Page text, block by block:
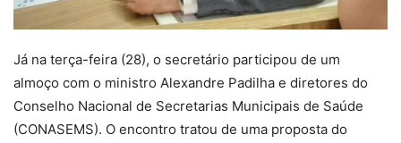
Já na terça-feira (28), o secretário participou de um
almoço com o ministro Alexandre Padilha e diretores do
Conselho Nacional de Secretarias Municipais de Saúde
(CONASEMS). O encontro tratou de uma proposta do